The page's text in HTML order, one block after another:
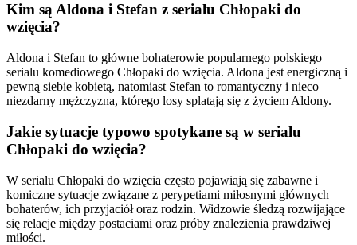
Kim są Aldona i Stefan z serialu Chłopaki do
wzięcia?
Aldona i Stefan to główne bohaterowie popularnego polskiego
serialu komediowego Chłopaki do wzięcia. Aldona jest energiczną i
pewną siebie kobietą, natomiast Stefan to romantyczny i nieco
niezdarny mężczyzna, którego losy splatają się z życiem Aldony.
Jakie sytuacje typowo spotykane są w serialu
Chłopaki do wzięcia?
W serialu Chłopaki do wzięcia często pojawiają się zabawne i
komiczne sytuacje związane z perypetiami miłosnymi głównych
bohaterów, ich przyjaciół oraz rodzin. Widzowie śledzą rozwijające
się relacje między postaciami oraz próby znalezienia prawdziwej
miłości.